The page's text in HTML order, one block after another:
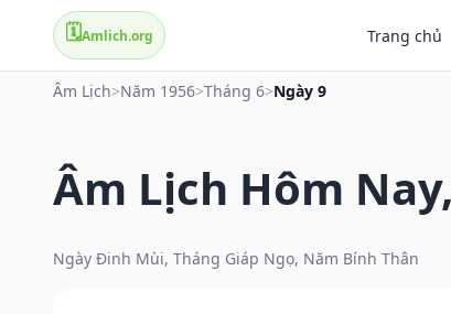
🗓️Amlich.org Trang chủ
Âm Lịch>Năm 1956>Tháng 6>Ngày 9
Âm Lịch Hôm
Ngày Đinh Mùi, Tháng Giáp Ngọ, Năm Bính Thân